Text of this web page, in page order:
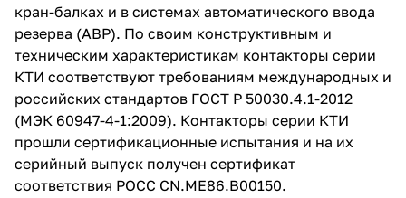
кран-балках и в системах автоматического ввода
резерва (АВР). По своим конструктивным и
техническим характеристикам контакторы серии
КТИ соответствуют требованиям международных и
российских стандартов ГОСТ Р 50030.4.1-2012
(МЭК 60947-4-1:2009). Контакторы серии КТИ
прошли сертификационные испытания и на их
серийный выпуск получен сертификат
соответствия РОСС CN.ME86.B00150.